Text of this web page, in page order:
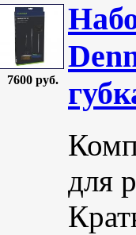
7600 руб.
для